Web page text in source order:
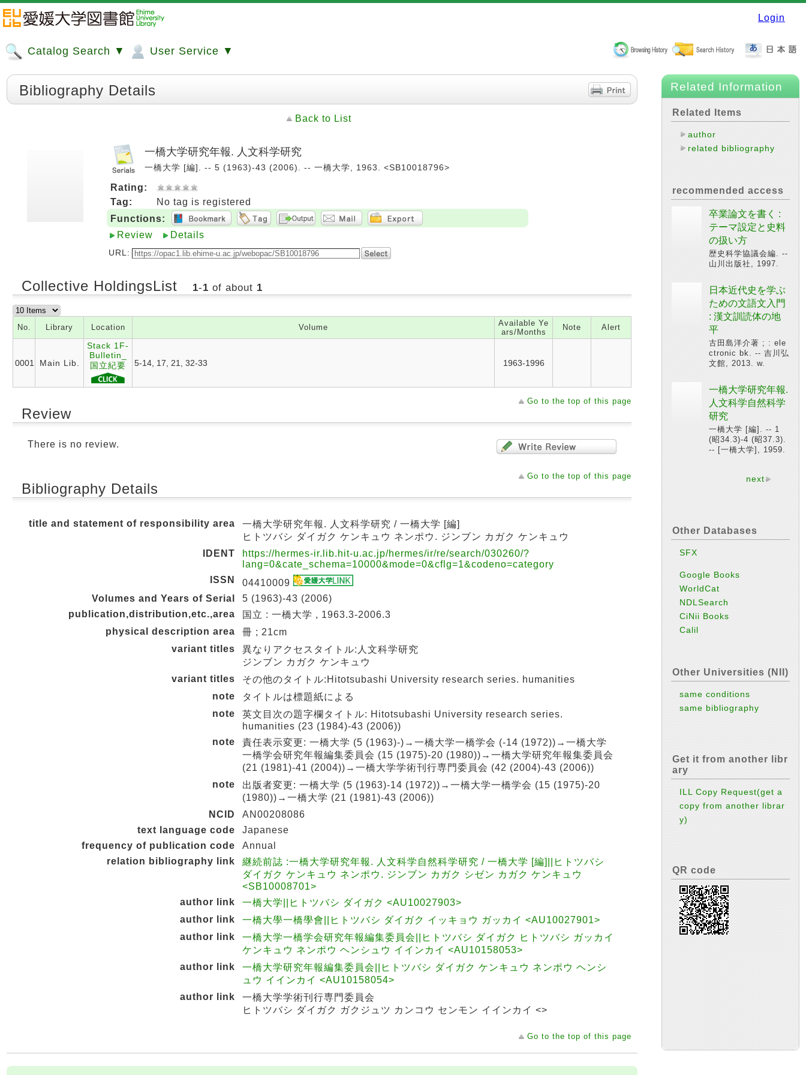
Login
Catalog Search ▼ User Service ▼
Bibliography Details
Back to List
一橋大学研究年報. 人文科学研究
一橋大学 [編]. -- 5 (1963)-43 (2006). -- 一橋大学, 1963. <SB10018796>
Rating:
Tag:
No tag is registered
Functions:
Review
Details
URL:
Collective HoldingsList 1-1 of about 1
No. Library Location Volume
Available Ye
ars/Months
Note Alert
0001 Main Lib.
Stack 1F-
Bulletin_
国立紀要
5-14, 17, 21, 32-33 1963-1996
Go to the top of this page
Review
There is no review.
Go to the top of this page
Bibliography Details
title and statement of responsibility area
一橋大学研究年報. 人文科学研究 / 一橋大学 [編]
ヒトツバシ ダイガク ケンキュウ ネンポウ. ジンブン カガク ケンキュウ
IDENT
https://hermes-ir.lib.hit-u.ac.jp/hermes/ir/re/search/030260/?
lang=0&cate_schema=10000&mode=0&cflg=1&codeno=category
ISSN
04410009
Volumes and Years of Serial
5 (1963)-43 (2006)
publication,distribution,etc.,area
国立 : 一橋大学 , 1963.3-2006.3
physical description area
冊 ; 21cm
variant titles
異なりアクセスタイトル:人文科学研究
ジンブン カガク ケンキュウ
variant titles
その他のタイトル:Hitotsubashi University research series. humanities
note
タイトルは標題紙による
note
英文目次の題字欄タイトル: Hitotsubashi University research series.
humanities (23 (1984)-43 (2006))
note
責任表示変更: 一橋大学 (5 (1963)-)→一橋大学一橋学会 (-14 (1972))→一橋大学
一橋学会研究年報編集委員会 (15 (1975)-20 (1980))→一橋大学研究年報集委員会
(21 (1981)-41 (2004))→一橋大学学術刊行専門委員会 (42 (2004)-43 (2006))
note
出版者変更: 一橋大学 (5 (1963)-14 (1972))→一橋大学一橋学会 (15 (1975)-20
(1980))→一橋大学 (21 (1981)-43 (2006))
NCID
AN00208086
text language code
Japanese
frequency of publication code
Annual
relation bibliography link
継続前誌 :一橋大学研究年報. 人文科学自然科学研究 / 一橋大学 [編]||ヒトツバシ
ダイガク ケンキュウ ネンポウ. ジンブン カガク シゼン カガク ケンキュウ
<SB10008701>
author link
一橋大学||ヒトツバシ ダイガク <AU10027903>
author link
一橋大學一橋學會||ヒトツバシ ダイガク イッキョウ ガッカイ <AU10027901>
author link
一橋大学一橋学会研究年報編集委員会||ヒトツバシ ダイガク ヒトツバシ ガッカイ
ケンキュウ ネンポウ ヘンシュウ イインカイ <AU10158053>
author link
一橋大学研究年報編集委員会||ヒトツバシ ダイガク ケンキュウ ネンポウ ヘンシ
ュウ イインカイ <AU10158054>
author link
一橋大学学術刊行専門委員会
ヒトツバシ ダイガク ガクジュツ カンコウ センモン イインカイ <>
Go to the top of this page
Related Information
Related Items
author
related bibliography
recommended access
卒業論文を書く :
テーマ設定と史料
の扱い方
歴史科学協議会編. --
山川出版社, 1997.
日本近代史を学ぶ
ための文語文入門
: 漢文訓読体の地
平
古田島洋介著 ; : ele
ctronic bk. -- 吉川弘
文館, 2013. w.
一橋大学研究年報.
人文科学自然科学
研究
一橋大学 [編]. -- 1
(昭34.3)-4 (昭37.3).
-- [一橋大学], 1959.
next
Other Databases
SFX
Google Books
WorldCat
NDLSearch
CiNii Books
Calil
Other Universities (NII)
same conditions
same bibliography
Get it from another libr
ary
ILL Copy Request(get a
copy from another librar
y)
QR code